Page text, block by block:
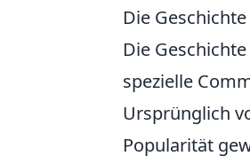
Die
Die
spezielle
Ursprünglich
Popularität